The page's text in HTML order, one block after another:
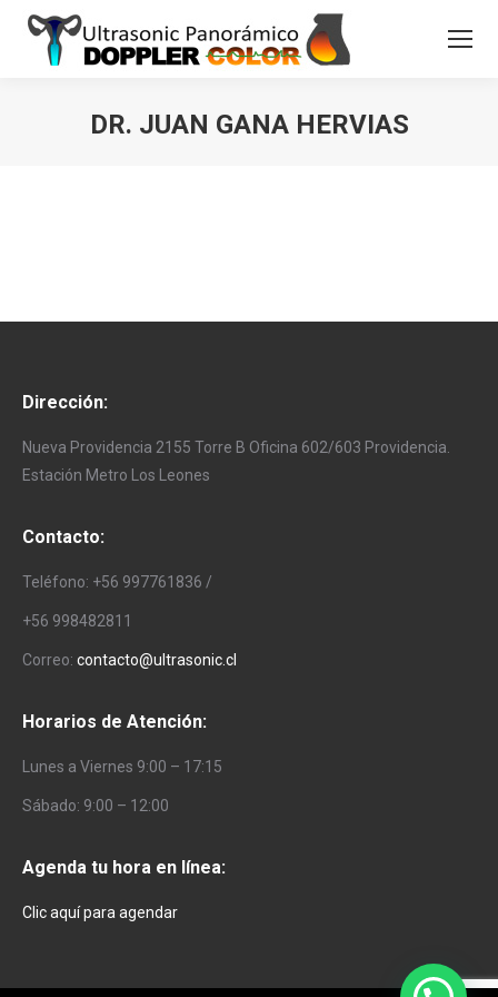
DR. JUAN GANA HERVIAS
Dirección:
Nueva Providencia 2155 Torre B Oficina 602/603 Providencia.
Estación Metro Los Leones
Contacto:
Teléfono: +56 997761836 /
+56 998482811
Correo: contacto@ultrasonic.cl
Horarios de Atención:
Lunes a Viernes 9:00 – 17:15
Sábado: 9:00 – 12:00
Agenda tu hora en línea:
Clic aquí para agendar